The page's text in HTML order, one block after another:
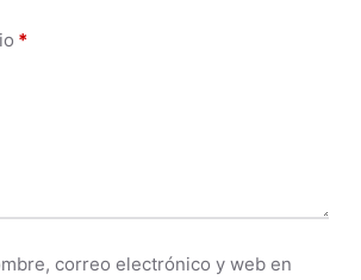
*
correo electrónico y web en